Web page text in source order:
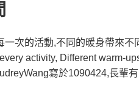
次的活動,不同的暖身帶來
activity, Different warm-
寫於1090424,長輩